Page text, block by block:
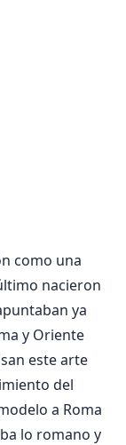
como una
nacieron
ya
y Oriente
este arte
del
a Roma
lo romano y